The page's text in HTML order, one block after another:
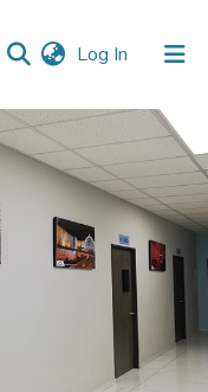
Log In (current)